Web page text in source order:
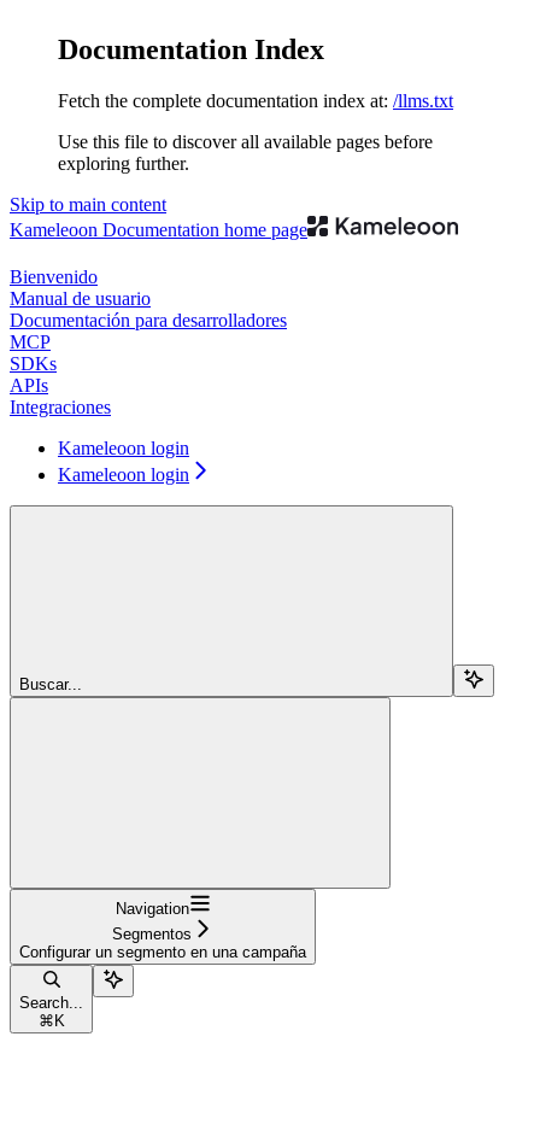
Documentation Index
Fetch the complete documentation index at: /llms.txt
Use this file to discover all available pages before
exploring further.
Skip to main content
Kameleoon Documentation home page
Bienvenido
Manual de usuario
Documentación para desarrolladores
MCP
SDKs
APIs
Integraciones
Kameleoon login
Kameleoon login
Buscar...
Navigation
Segmentos
Configurar un segmento en una campaña
Search...
⌘ K